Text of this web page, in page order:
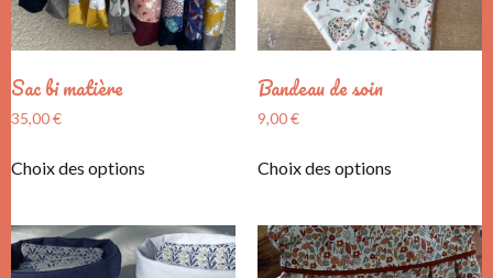
Sac bi matière
35,00€
Choix des options
Bandeau de soin
9,00€
Choix des options